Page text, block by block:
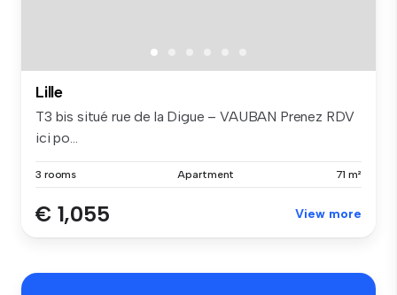
Lille
T3 bis situé rue de la Digue – VAUBAN Prenez RDV
ici po...
3 rooms Apartment 71 m²
€ 1,055 View more